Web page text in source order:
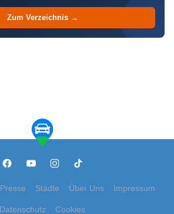
Zum Verzeichnis →
Presse Städte Über Uns Impressum
Datenschutz Cookies